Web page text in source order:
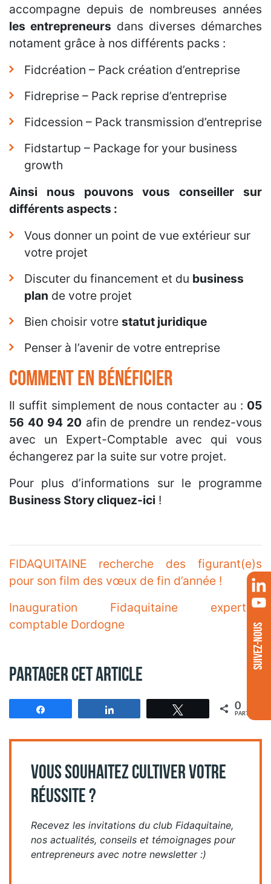
accompagne depuis de nombreuses années
les entrepreneurs dans diverses démarches
notament grâce à nos différents packs :
Fidcréation – Pack création d’entreprise
Fidreprise – Pack reprise d’entreprise
Fidcession – Pack transmission d’entreprise
Fidstartup – Package for your business
growth
Ainsi nous pouvons vous conseiller sur
différents aspects :
Vous donner un point de vue extérieur sur
votre projet
Discuter du financement et du business
plan de votre projet
Bien choisir votre statut juridique
Penser à l’avenir de votre entreprise
COMMENT EN BÉNÉFICIER
Il suffit simplement de nous contacter au : 05
56 40 94 20afin de prendre un rendez-vous
avec un Expert-Comptable avec qui vous
échangerez par la suite sur votre projet.
Pour plus d’informations sur le programme
Business Story cliquez-ici !
FIDAQUITAINE recherche des figurant(e)s
pour son film des vœux de fin d’année !
Inauguration Fidaquitaine expertise
comptable Dordogne
Partager cet article
Tweetez 0
PARTAGES
VOUS SOUHAITEZ CULTIVER VOTRE
RÉUSSITE ?
Recevez les invitations du club Fidaquitaine,
nos actualités, conseils et témoignages pour
entrepreneurs avec notre newsletter :)
SUIVEZ-NOUS